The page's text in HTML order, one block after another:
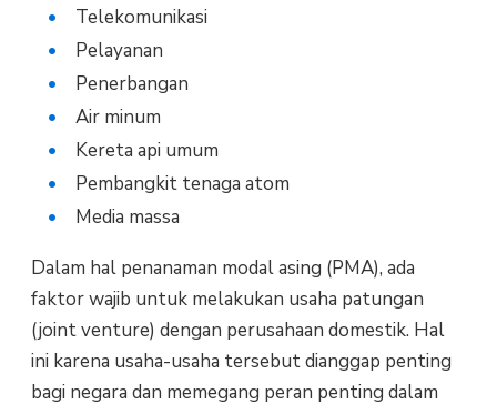
Telekomunikasi
Pelayanan
Penerbangan
Air minum
Kereta api umum
Pembangkit tenaga atom
Media massa
Dalam hal penanaman modal asing (PMA), ada
faktor wajib untuk melakukan usaha patungan
(joint venture) dengan perusahaan domestik. Hal
ini karena usaha-usaha tersebut dianggap penting
bagi negara dan memegang peran penting dalam